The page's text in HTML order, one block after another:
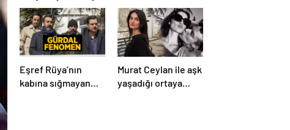
Eşref Rüya’nın
kabına sığmayan
Murat Ceylan ile aşk
yaşadığı ortaya